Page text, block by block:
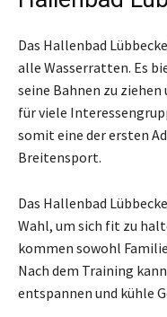
Das Hallenbad
alle Wasserratten. Es
seine Bahnen zu
für viele
somit eine der ersten
Breitensport.
Das Hallenbad
Wahl, um sich fit zu
kommen sowohl
Nach dem Training
entspannen und kühle